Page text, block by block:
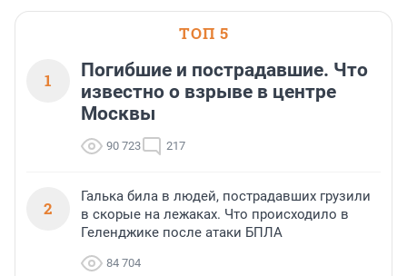
ТОП 5
1
Погибшие и пострадавшие. Что
известно о взрыве в центре
Москвы
90 723 217
2
Галька била в людей, пострадавших грузили
в скорые на лежаках. Что происходило в
Геленджике после атаки БПЛА
84 704